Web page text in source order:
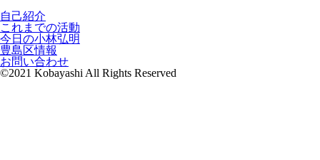
自己紹介
これまでの活動
今日の小林弘明
豊島区情報
お問い合わせ
©2021 Kobayashi All Rights Reserved